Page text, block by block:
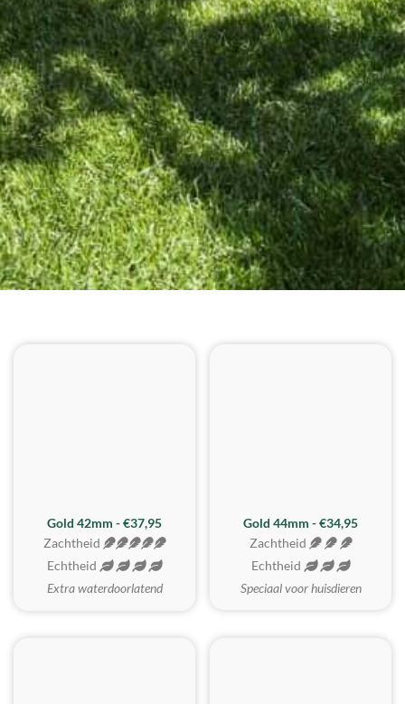
ZACHTSTE
Gold 42mm - €37,95
Zachtheid
Echtheid
Extra waterdoorlatend
Gold 44mm - €34,95
Zachtheid
Echtheid
Speciaal voor huisdieren